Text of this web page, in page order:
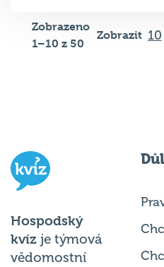
Zobrazeno
1–10 z 50
Zobrazit
Hospodský
kvíz je týmová
vědomostní